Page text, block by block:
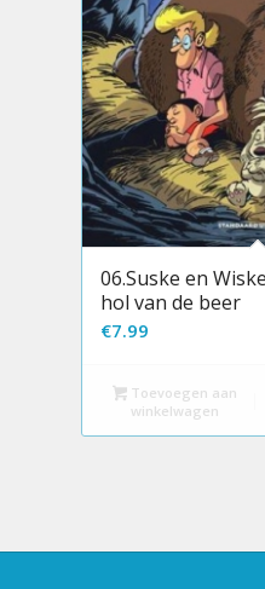
06.Suske en
hol van de beer
€7.99
Toevoegen aan
winkelwagen